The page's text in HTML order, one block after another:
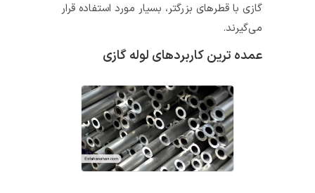
گازی با قطرهای بزرگتر، بسیار مورد استفاده قرار
عمده ترین کاربردهای لوله گازی